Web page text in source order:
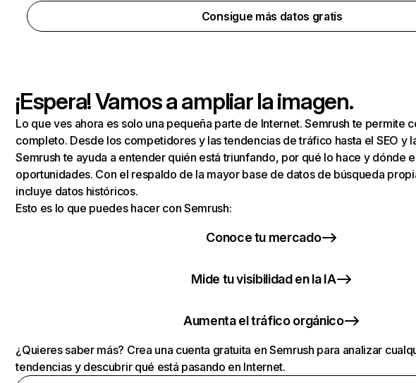
Consigue más datos gratis
¡Espera! Vamos a ampliar la imagen.
Lo que ves ahora es solo una pequeña parte de Internet. Semrush te permite
completo. Desde los competidores y las tendencias de tráfico hasta el SEO y
Semrush te ayuda a entender quién está triunfando, por qué lo hace y dónde
oportunidades. Con el respaldo de la mayor base de datos de búsqueda
incluye datos históricos.
Esto es lo que puedes hacer con Semrush:
Conoce tu mercado
Mide tu visibilidad en la IA
Aumenta el tráfico orgánico
¿Quieres saber más? Crea una cuenta gratuita en Semrush para analizar
tendencias y descubrir qué está pasando en Internet.